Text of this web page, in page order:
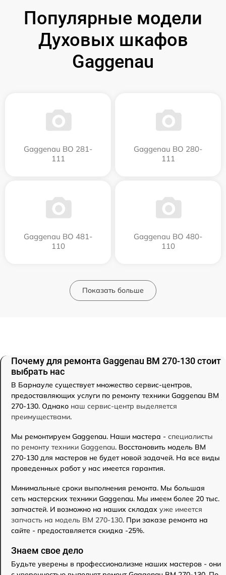
Популярные модели
Духовых шкафов
Gaggenau
Gaggenau BO 281-
111
Gaggenau BO 280-
111
Gaggenau BO 481-
110
Gaggenau BO 480-
110
Показать больше
Почему для ремонта Gaggenau BM 270-130 стоит
выбрать нас
В Барнауле существует множество сервис-центров,
предоставляющих услуги по ремонту техники Gaggenau BM
270-130. Однако наш сервис-центр выделяется
преимуществами.
Мы ремонтируем Gaggenau. Наши мастера - специалисты
по ремонту техники Gaggenau. Восстановить модель BM
270-130 для мастеров не будет новой задачей. На все виды
проведенных работ у нас имеется гарантия.
Минимальные сроки выполнения ремонта. Мы большая
сеть мастерских техники Gaggenau. Мы имеем более 20 тыс.
запчастей. И возможно на наших складах уже имеется
запчасть на модель BM 270-130. При заказе ремонта на
сайте - предоставляется скидка -25%.
Знаем свое дело
Будьте уверены в профессионализме наших мастеров - они